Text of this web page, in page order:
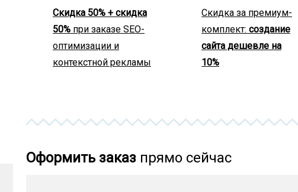
Скидка 50% + скидка
50% при заказе SEO-
оптимизации и
контекстной рекламы
Скидка за премиум-
комплект: создание
сайта дешевле на
10%
Оформить заказ прямо сейчас